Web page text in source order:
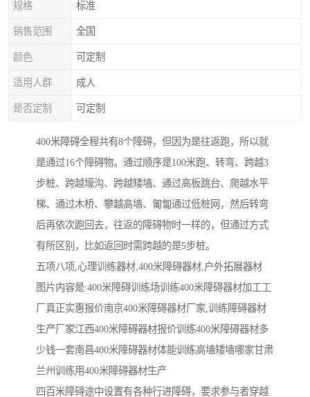
规格 标准
销售范围 全国
颜色 可定制
适用人群 成人
是否定制 可定制
400米障碍全程共有8个障碍，但因为是往返跑，所以就
是通过16个障碍物。通过顺序是100米跑、转弯、跨越3
步桩、跨越壕沟、跨越矮墙、通过高板跳台、爬越水平
梯、通过木桥、攀越高墙、匍匐通过低桩网，然后转弯
后再依次跑回去，往返的障碍物时一样的，但通过方式
有所区别，比如返回时需跨越的是5步桩。
五项八项,心理训练器材,400米障碍器材,户外拓展器材
图片内容是:400米障碍训练场训练400米障碍器材加工工
厂真正实惠报价南京400米障碍器材厂家,训练障碍器材
生产厂家江西400米障碍器材报价训练400米障碍器材多
少钱一套南昌400米障碍器材体能训练高墙矮墙哪家甘肃
兰州训练用400米障碍器材生产
四百米障碍途中设置有各种行进障碍，要求参与者穿越